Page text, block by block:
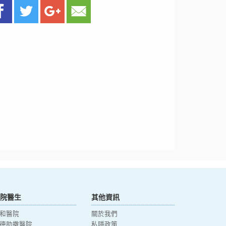
醫生
醫院
肋撒醫院
其他資訊
關於我們
私隱政策